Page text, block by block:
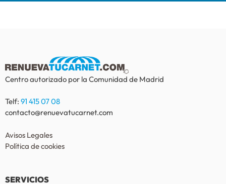
Centro autorizado por la Comunidad de Madrid
Telf: 91 415 07 08
contacto@renuevatucarnet.com
Avisos Legales
Política de cookies
SERVICIOS